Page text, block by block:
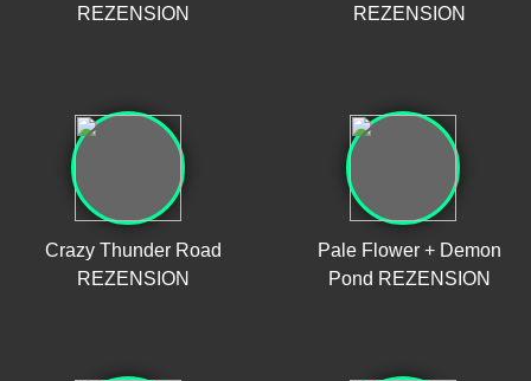
REZENSION
REZENSION
Crazy Thunder Road
REZENSION
Pale Flower + Demon
Pond REZENSION